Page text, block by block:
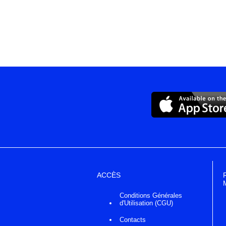
ACCÈS
Conditions Générales
d'Utilisation (CGU)
Contacts